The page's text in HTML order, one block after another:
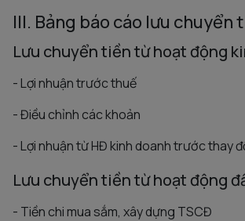
III. Bảng báo cáo lưu chuyển
Lưu chuyển tiền từ hoạt động
- Lợi nhuận trước thuế
- Điều chỉnh các khoản
- Lợi nhuận từ HĐ kinh doanh trước thay
Lưu chuyển tiền từ hoạt động
- Tiền chi mua sắm, xây dựng TSCĐ